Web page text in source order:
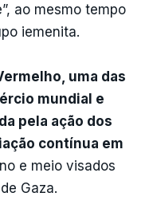
ao mesmo tempo
iemenita.
uma das
mundial e
pela ação dos
contínua em
e meio visados
Gaza.